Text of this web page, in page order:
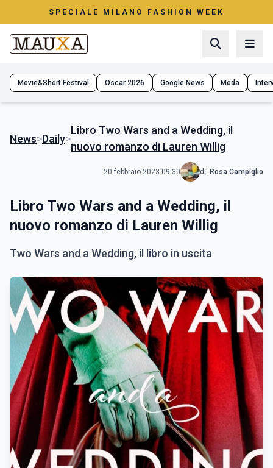
SPECIALE MILANO FASHION WEEK
Movie&Short Festival Oscar 2026 Google News Moda
News>Daily>
Libro Two Wars and a Wedding, il
nuovo romanzo di Lauren Willig
20 febbraio 2023 09:30 di: Rosa Campiglio
Libro Two Wars and a Wedding, il
nuovo romanzo di Lauren Willig
Two Wars and a Wedding, il libro in uscita